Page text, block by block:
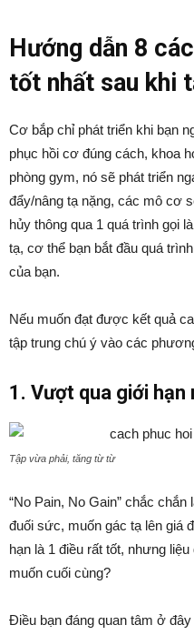
Hướng dẫn 8
tốt nhất sau khi
Cơ bắp chỉ phát triển khi bạn
phục hồi cơ đúng cách, khoa
phòng gym, nó sẽ phát triển
đẩy/nâng tạ nặng, các mô cơ
hủy thông qua 1 quá trình gọi
tạ, cơ thể bạn bắt đầu quá
của bạn.
Nếu muốn đạt được kết quả
tập trung chú ý vào các
1. Vượt qua giới hạn
Tập vừa phải, tăng từ từ
“No Pain, No Gain” chắc
đuối sức, muốn gác tạ lên giá
hạn là 1 điều rất tốt, nhưng
muốn cuối cùng?
Điều bạn đáng quan tâm ở